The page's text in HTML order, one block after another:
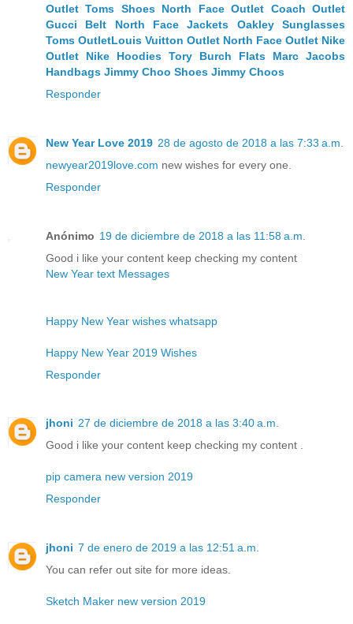
Outlet Toms Shoes North Face Outlet Coach Outlet
Gucci Belt
North Face Jackets
Oakley Sunglasses
Toms OutletLouis Vuitton Outlet North Face Outlet Nike
Outlet
Nike Hoodies Tory Burch Flats
Marc Jacobs
Handbags Jimmy Choo Shoes Jimmy Choos
Responder
New Year Love 2019 28 de agosto de 2018 a las 7:33 a.m.
newyear2019love.com new wishes for every one.
Responder
Anónimo 19 de diciembre de 2018 a las 11:58 a.m.
Good i like your content keep checking my content
New Year text Messages
Happy New Year wishes whatsapp
Happy New Year 2019 Wishes
Responder
jhoni 27 de diciembre de 2018 a las 3:40 a.m.
Good i like your content keep checking my content .
pip camera new version 2019
Responder
jhoni 7 de enero de 2019 a las 12:51 a.m.
You can refer out site for more ideas.
Sketch Maker new version 2019